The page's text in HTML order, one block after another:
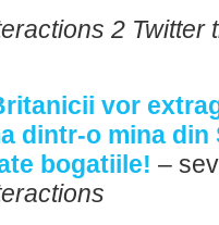
2 Twitter
vor
dintr-o mina din
bogatiile! –